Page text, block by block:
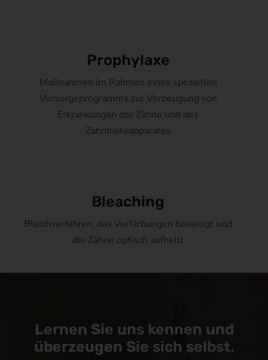
Prophylaxe
Maßnahmen im Rahmen eines speziellen
Vorsorgeprogramms zur Vorbeugung von
Erkrankungen der Zähne und des
Zahnhalteapparates
Bleaching
Bleichverfahren, das Verfärbungen beseitigt und
die Zähne optisch aufhellt
Lernen Sie uns kennen und
überzeugen Sie sich selbst.